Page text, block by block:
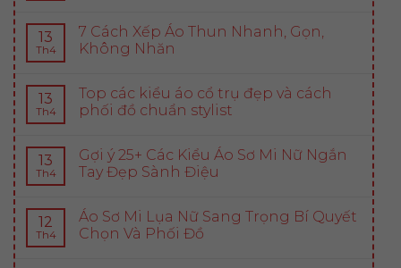
13
Th4
7 Cách Xếp Áo Thun Nhanh, Gọn,
Không Nhăn
13
Th4
Top các kiểu áo cổ trụ đẹp và cách
phối đồ chuẩn stylist
13
Th4
Gợi ý 25+ Các Kiểu Áo Sơ Mi Nữ Ngắn
Tay Đẹp Sành Điệu
12
Th4
Áo Sơ Mi Lụa Nữ Sang Trọng Bí Quyết
Chọn Và Phối Đồ